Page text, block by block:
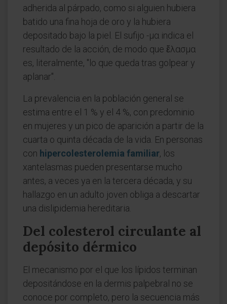
adherida al párpado, como si alguien hubiera
batido una fina hoja de oro y la hubiera
depositado bajo la piel. El sufijo -μα indica el
resultado de la acción, de modo que ἔλασμα
es, literalmente, "lo que queda tras golpear y
aplanar".
La prevalencia en la población general se
estima entre el 1 % y el 4 %, con predominio
en mujeres y un pico de aparición a partir de la
cuarta o quinta década de la vida. En personas
con hipercolesterolemia familiar, los
xantelasmas pueden presentarse mucho
antes, a veces ya en la tercera década, y su
hallazgo en un adulto joven obliga a descartar
una dislipidemia hereditaria.
Del colesterol circulante al
depósito dérmico
El mecanismo por el que los lípidos terminan
depositándose en la dermis palpebral no se
conoce por completo, pero la secuencia más